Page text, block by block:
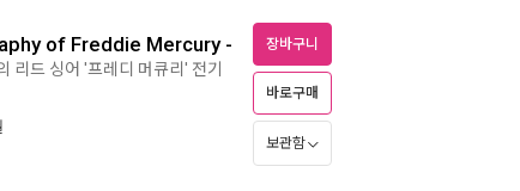
of Freddie Mercury -
리드 싱어 '프레디 머큐리' 전기
장바구니
바로구매
보관함